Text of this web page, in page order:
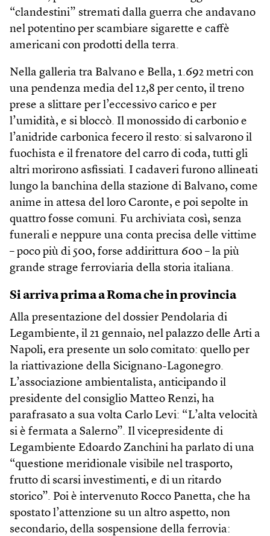
“clandestini” stremati dalla guerra che andavano
nel potentino per scambiare sigarette e caffè
americani con prodotti della terra.
Nella galleria tra Balvano e Bella, 1.692 metri con
una pendenza media del 12,8 per cento, il treno
prese a slittare per l’eccessivo carico e per
l’umidità, e si bloccò. Il monossido di carbonio e
l’anidride carbonica fecero il resto: si salvarono il
fuochista e il frenatore del carro di coda, tutti gli
altri morirono asfissiati. I cadaveri furono allineati
lungo la banchina della stazione di Balvano, come
anime in attesa del loro Caronte, e poi sepolte in
quattro fosse comuni. Fu archiviata così, senza
funerali e neppure una conta precisa delle vittime
– poco più di 500, forse addirittura 600 – la più
grande strage ferroviaria della storia italiana.
Si arriva prima a Roma che in provincia
Alla presentazione del dossier Pendolaria di
Legambiente, il 21 gennaio, nel palazzo delle Arti a
Napoli, era presente un solo comitato: quello per
la riattivazione della Sicignano-Lagonegro.
L’associazione ambientalista, anticipando il
presidente del consiglio Matteo Renzi, ha
parafrasato a sua volta Carlo Levi: “L’alta velocità
si è fermata a Salerno”. Il vicepresidente di
Legambiente Edoardo Zanchini ha parlato di una
“questione meridionale visibile nel trasporto,
frutto di scarsi investimenti, e di un ritardo
storico”. Poi è intervenuto Rocco Panetta, che ha
spostato l’attenzione su un altro aspetto, non
secondario, della sospensione della ferrovia: